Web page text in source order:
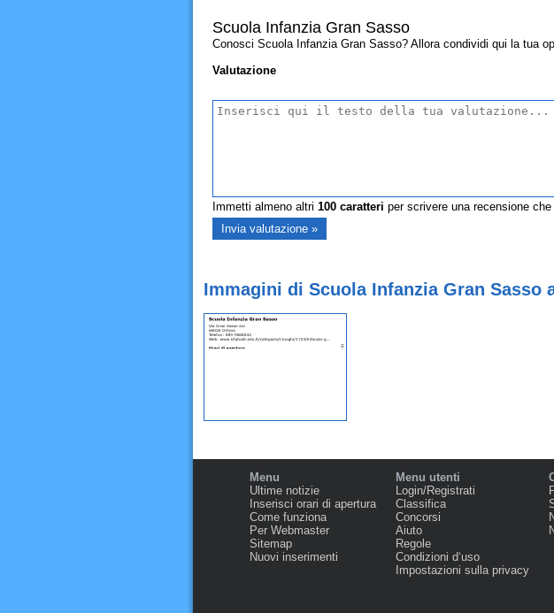
Scuola Infanzia Gran Sasso
Conosci Scuola Infanzia Gran Sasso? Allora condividi qui la tua
Valutazione
Immetti almeno altri 100caratteri per scrivere una recensione
Immagini di Scuola Infanzia Gran Sasso
Menu
Ultime notizie
Inserisci orari di apertura
Come funziona
Per Webmaster
Sitemap
Nuovi inserimenti
Menu utenti
Login/Registrati
Classifica
Concorsi
Aiuto
Regole
Condizioni d‘uso
Impostazioni sulla privacy